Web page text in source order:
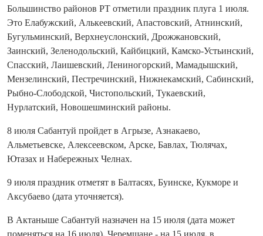
Большинство районов РТ отметили праздник плуга 1 июля.
Это Елабужский, Алькеевский, Апастовский, Атнинский,
Бугульминский, Верхнеуслонский, Дрожжановский,
Заинский, Зеленодольский, Кайбицкий, Камско-Устьинский,
Спасский, Лаишевский, Лениногорский, Мамадышский,
Мензелинский, Пестречинский, Нижнекамский, Сабинский,
Рыбно-Слободской, Чистопольский, Тукаевский,
Нурлатский, Новошешминский районы.
8 июля Сабантуй пройдет в Агрызе, Азнакаево,
Альметьевске, Алексеевском, Арске, Бавлах, Тюлячах,
Ютазах и Набережных Челнах.
9 июля праздник отметят в Балтасях, Буинске, Кукморе и
Аксубаево (дата уточняется).
В Актаныше Сабантуй назначен на 15 июля (дата может